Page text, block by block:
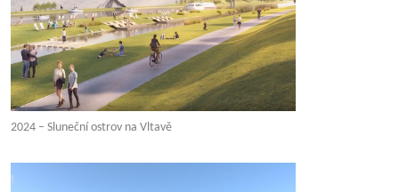
2024 – Sluneční ostrov na Vltavě